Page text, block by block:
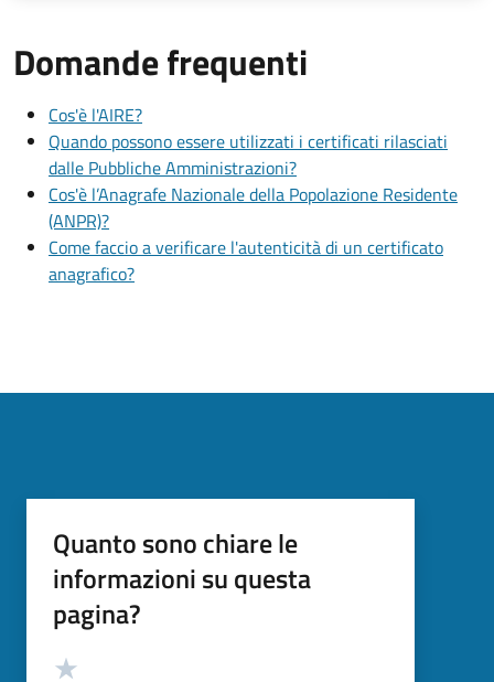
Domande frequenti
Cos'è l'AIRE?
Quando possono essere utilizzati i certificati rilasciati
dalle Pubbliche Amministrazioni?
Cos'è l’Anagrafe Nazionale della Popolazione Residente
(ANPR)?
Come faccio a verificare l'autenticità di un certificato
anagrafico?
Quanto sono chiare le
informazioni su questa
pagina?
Valutazione